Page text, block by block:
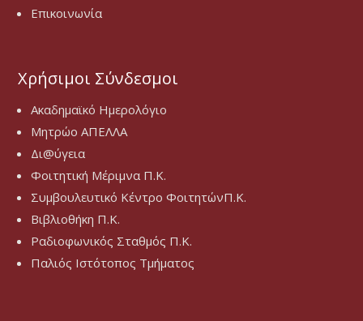
Επικοινωνία
Χρήσιμοι Σύνδεσμοι
Ακαδημαϊκό Ημερολόγιο
Μητρώο ΑΠΕΛΛΑ
Δι@ύγεια
Φοιτητική Μέριμνα Π.Κ.
Συμβουλευτικό Κέντρο ΦοιτητώνΠ.Κ.
Βιβλιοθήκη Π.Κ.
Ραδιοφωνικός Σταθμός Π.Κ.
Παλιός Ιστότοπος Τμήματος